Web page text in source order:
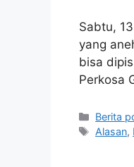
Sabtu,
yang
bisa
Perkosa
Kategori
Berita
Tag
Alasan,